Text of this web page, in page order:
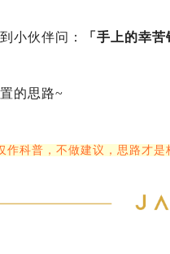
小伙伴问： 「手上的幸
的思路~
作科普，不做建议，思路才是